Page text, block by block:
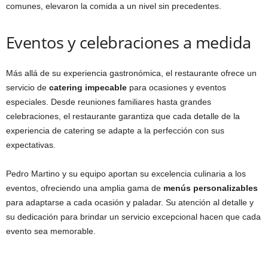
comunes, elevaron la comida a un nivel sin precedentes.
Eventos y celebraciones a medida
Más allá de su experiencia gastronómica, el restaurante ofrece un
servicio de catering impecable para ocasiones y eventos
especiales. Desde reuniones familiares hasta grandes
celebraciones, el restaurante garantiza que cada detalle de la
experiencia de catering se adapte a la perfección con sus
expectativas.
Pedro Martino y su equipo aportan su excelencia culinaria a los
eventos, ofreciendo una amplia gama de menús personalizables
para adaptarse a cada ocasión y paladar. Su atención al detalle y
su dedicación para brindar un servicio excepcional hacen que cada
evento sea memorable.